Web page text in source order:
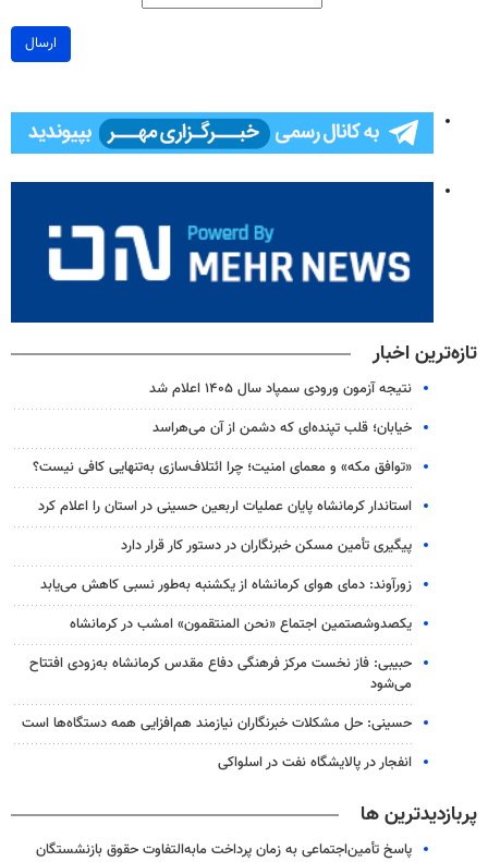
ارسال
تازه‌ترین اخبار
نتیجه آزمون ورودی سمپاد سال ۱۴۰۵ اعلام شد
خیابان؛ قلب تپنده‌ای که دشمن از آن می‌هراسد
«توافق مکه» و معمای امنیت؛ چرا ائتلاف‌سازی به‌تنهایی کافی نیست؟
استاندار کرمانشاه پایان عملیات اربعین حسینی در استان را اعلام کرد
پیگیری تأمین مسکن خبرنگاران در دستور کار قرار دارد
زورآوند: دمای هوای کرمانشاه از یکشنبه به‌طور نسبی کاهش می‌یابد
یکصدوشصتمین اجتماع «نحن المنتقمون» امشب در کرمانشاه
حبیبی: فاز نخست مرکز فرهنگی دفاع مقدس کرمانشاه به‌زودی افتتاح
می‌شود
حسینی: حل مشکلات خبرنگاران نیازمند هم‌افزایی همه دستگاه‌ها است
انفجار در پالایشگاه نفت در اسلواکی
پربازدیدترین ها
پاسخ تأمین‌اجتماعی به زمان پرداخت مابه‌التفاوت حقوق بازنشستگان